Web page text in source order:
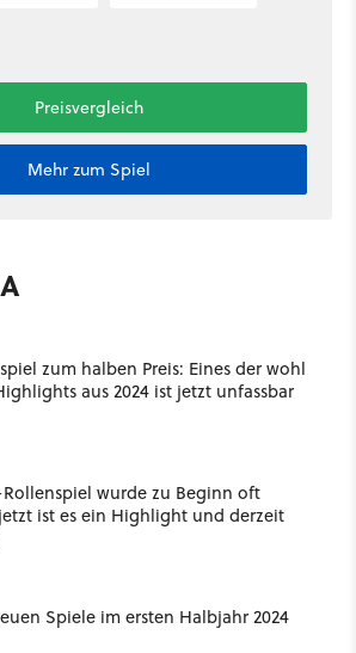
Preisvergleich
Mehr zum Spiel
zum halben Preis: Eines der wohl
aus 2024 ist jetzt unfassbar
Rollenspiel wurde zu Beginn oft
ist es ein Highlight und derzeit
Spiele im ersten Halbjahr 2024